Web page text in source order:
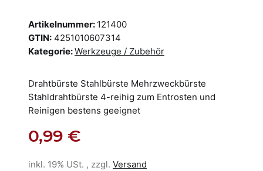
Artikelnummer: 121400
GTIN: 4251010607314
Kategorie:Werkzeuge / Zubehör
Drahtbürste Stahlbürste Mehrzweckbürste
Stahldrahtbürste 4-reihig zum Entrosten und
Reinigen bestens geeignet
0,99 €
inkl. 19% USt. , zzgl. Versand